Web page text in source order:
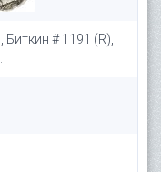
# 1191 (R),